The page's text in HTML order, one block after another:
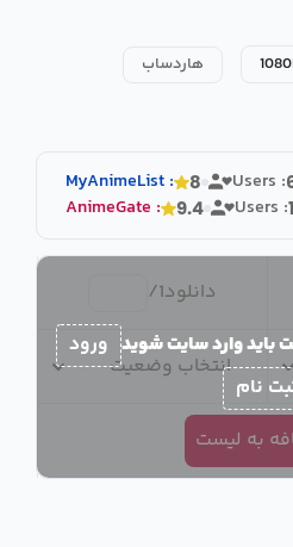
هاردساب
MyAnimeList : 8 Users :
AnimeGate : 9.4 Users :
دانلود1
/
انتخاب وضعیت
به لیست
باید وارد سایت شوید ورود
نام